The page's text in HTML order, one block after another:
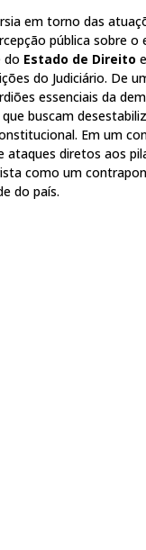
em torno das
pública sobre o
do Estado de Direito
do Judiciário. De
essenciais da
buscam
Em um
ataques diretos aos
como um
do país.